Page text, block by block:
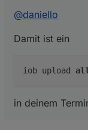
@daniello
Damit ist ein
iob upload all
in deinem